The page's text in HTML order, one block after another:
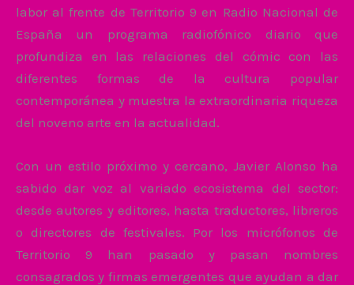
labor al frente de Territorio 9 en Radio Nacional de
España un programa radiofónico diario que
profundiza en las relaciones del cómic con las
diferentes formas de la cultura popular
contemporánea y muestra la extraordinaria riqueza
del noveno arte en la actualidad.
Con un estilo próximo y cercano, Javier Alonso ha
sabido dar voz al variado ecosistema del sector:
desde autores y editores, hasta traductores, libreros
o directores de festivales. Por los micrófonos de
Territorio 9 han pasado y pasan nombres
consagrados y firmas emergentes que ayudan a dar